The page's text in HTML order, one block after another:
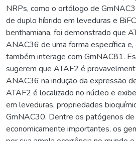
NRPs, como o ortólogo de
de duplo híbrido em leveduras e
benthamiana, foi demonstrado que
ANAC36 de uma forma específica
também interage com GmNAC81.
sugerem que ATAF2 é
ANAC36 na indução da expressão
ATAF2 é localizado no núcleo e
em leveduras, propriedades
GmNAC30. Dentre os patógenos
economicamente importantes, os